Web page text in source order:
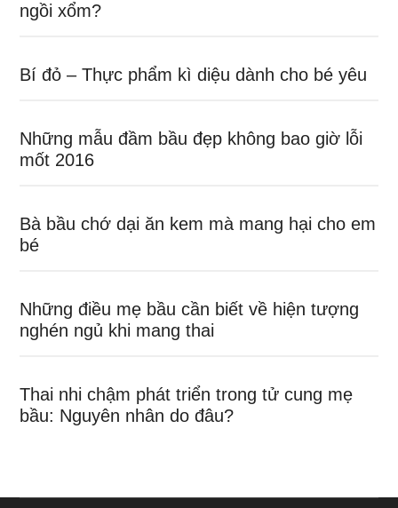
ngồi xổm?
Bí đỏ – Thực phẩm kì diệu dành cho bé yêu
Những mẫu đầm bầu đẹp không bao giờ lỗi
mốt 2016
Bà bầu chớ dại ăn kem mà mang hại cho em
bé
Những điều mẹ bầu cần biết về hiện tượng
nghén ngủ khi mang thai
Thai nhi chậm phát triển trong tử cung mẹ
bầu: Nguyên nhân do đâu?